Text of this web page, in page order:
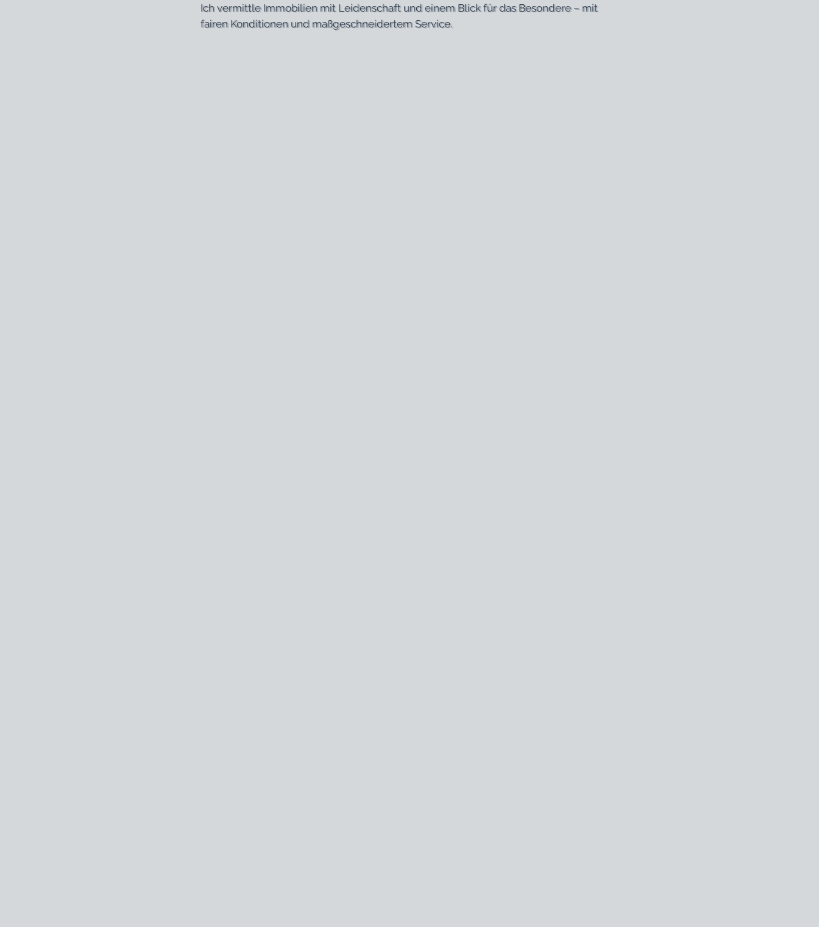
Ich vermittle Immobilien mit Leidenschaft und einem Blick für das Besondere – mit
fairen Konditionen und maßgeschneidertem Service.